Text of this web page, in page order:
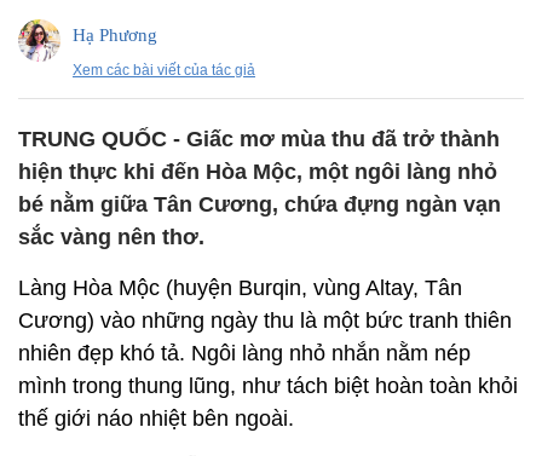
Hạ Phương
Xem các bài viết của tác giả
TRUNG QUỐC - Giấc mơ mùa thu đã trở thành
hiện thực khi đến Hòa Mộc, một ngôi làng nhỏ
bé nằm giữa Tân Cương, chứa đựng ngàn vạn
sắc vàng nên thơ.
Làng Hòa Mộc (huyện Burqin, vùng Altay, Tân
Cương) vào những ngày thu là một bức tranh thiên
nhiên đẹp khó tả. Ngôi làng nhỏ nhắn nằm nép
mình trong thung lũng, như tách biệt hoàn toàn khỏi
thế giới náo nhiệt bên ngoài.